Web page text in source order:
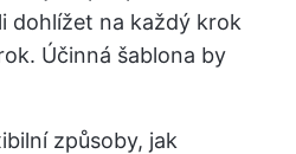
dohlížet na každý krok
Účinná šablona by
způsoby, jak